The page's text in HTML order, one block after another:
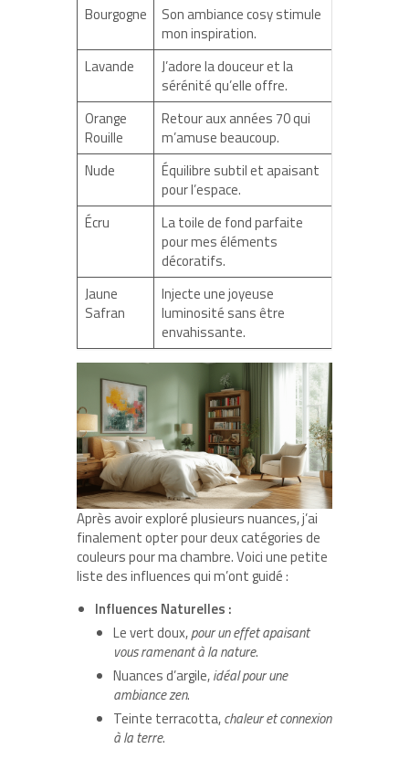
Bourgogne
Son ambiance cosy stimule
mon inspiration.
Lavande
J’adore la douceur et la
sérénité qu’elle offre.
Orange
Rouille
Retour aux années 70 qui
m’amuse beaucoup.
Nude
Équilibre subtil et apaisant
pour l’espace.
Écru
La toile de fond parfaite
pour mes éléments
décoratifs.
Jaune
Safran
Injecte une joyeuse
luminosité sans être
envahissante.
Après avoir exploré plusieurs nuances, j’ai
finalement opter pour deux catégories de
couleurs pour ma chambre. Voici une petite
liste des influences qui m’ont guidé :
Influences Naturelles :
Le vert doux,pour un effet apaisant
vous ramenant à la nature.
Nuances d’argile,idéal pour une
ambiance zen.
Teinte terracotta,chaleur et connexion
à la terre.